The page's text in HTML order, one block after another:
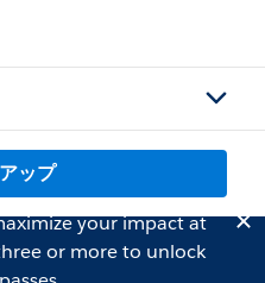
ップ
your impact at
or more to unlock